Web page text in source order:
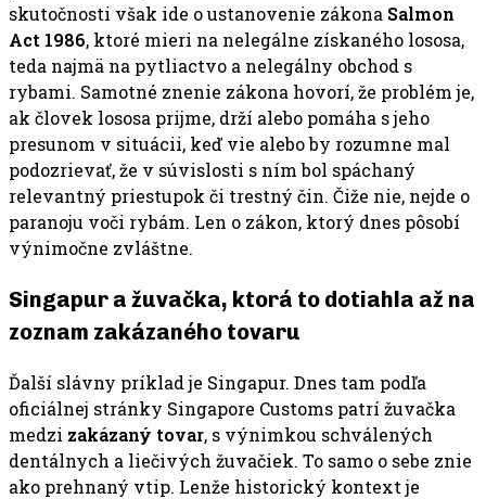
skutočnosti však ide o ustanovenie zákona Salmon
Act 1986, ktoré mieri na nelegálne získaného lososa,
teda najmä na pytliactvo a nelegálny obchod s
rybami. Samotné znenie zákona hovorí, že problém je,
ak človek lososa prijme, drží alebo pomáha s jeho
presunom v situácii, keď vie alebo by rozumne mal
podozrievať, že v súvislosti s ním bol spáchaný
relevantný priestupok či trestný čin. Čiže nie, nejde o
paranoju voči rybám. Len o zákon, ktorý dnes pôsobí
výnimočne zvláštne.
Singapur a žuvačka, ktorá to dotiahla až na
zoznam zakázaného tovaru
Ďalší slávny príklad je Singapur. Dnes tam podľa
oficiálnej stránky Singapore Customs patrí žuvačka
medzi zakázaný tovar, s výnimkou schválených
dentálnych a liečivých žuvačiek. To samo o sebe znie
ako prehnaný vtip. Lenže historický kontext je